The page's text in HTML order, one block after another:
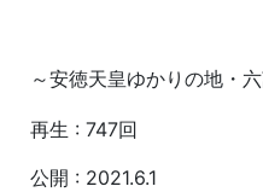
～安徳天皇ゆかりの地・
再生 : 747回
公開 : 2021.6.1